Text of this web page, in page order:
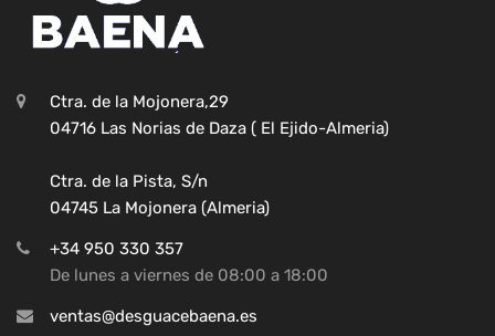
Ctra. de la Mojonera,29
04716 Las Norias de Daza ( El Ejido-Almeria)
Ctra. de la Pista, S/n
04745 La Mojonera (Almeria)
+34 950 330 357
De lunes a viernes de 08:00 a 18:00
ventas@desguacebaena.es